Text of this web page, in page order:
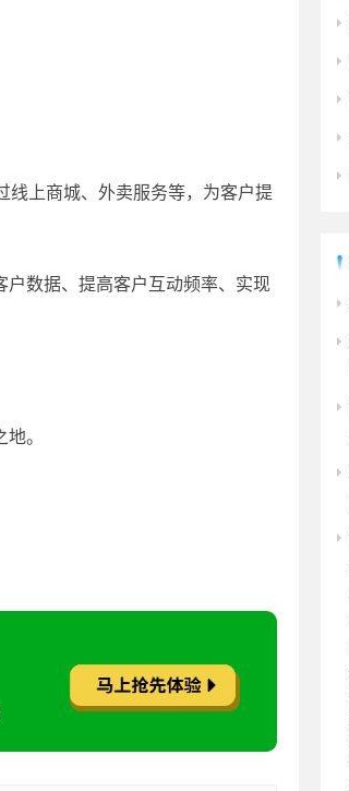
线上商城、外卖服务等，为客户提
数据、提高客户互动频率、实现
。